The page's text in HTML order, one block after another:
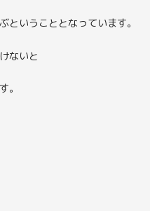
ということとなっています。
ないと
。